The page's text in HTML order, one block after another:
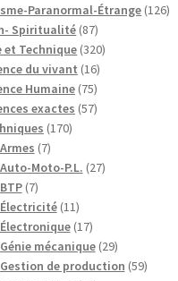
produits
Paranormal-Étrange 126126
Spiritualité 8787
produits
et Technique 320320
du vivant 1616
produits
Humaine 7575
produits
exactes 5757
170170
Armes 77
produits
Auto-Moto-P.L. 2727
BTP 77
produits
Électricité 1111
produits
Électronique 1717
produits
Génie mécanique 2929
produits
Gestion de production 5959